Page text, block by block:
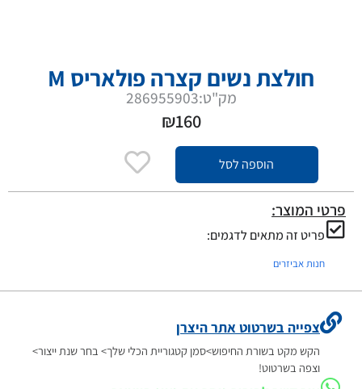
חולצת נשים קצרה פולאריס M
מק"ט:286955903
₪160
הוספה לסל
פרטי המוצר:
פריט זה מתאים לדגמים:
חנות אביזרים
צפייה בשרטוט אתר היצרן
הקש מקט בשורת החיפוש>סמן קטגוריית הכלי שלך> בחר שנת ייצור>
וצפה בשרטוט!